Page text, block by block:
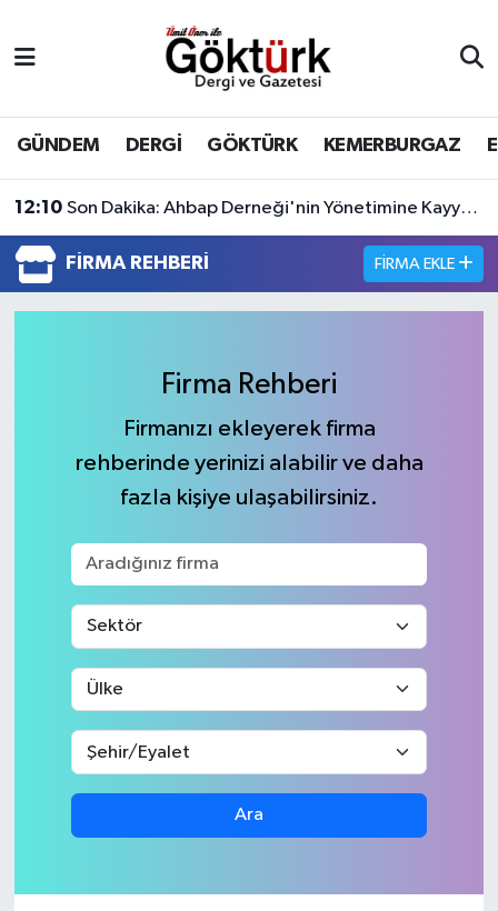
GÜNDEM DERGİ GÖKTÜRK KEMERBURGAZ
12:10 Son Dakika: Ahbap Derneği'nin Yönetimine Kayyum Atandı
FIRMA REHBERI FIRMA EKLE
Firma Rehberi
Firmanızı ekleyerek firma
rehberinde yerinizi alabilir ve daha
fazla kişiye ulaşabilirsiniz.
Ara
BİLİM
DERGİ
DÜNYA
EĞİTİM
GÖKTÜRK
MAGAZİN
ÖZEL HABER
SAĞLIK
Eyüpsultan Hava Durumu
Eyüpsultan Trafik Yoğunluk Haritası
Süper Lig Puan Durumu ve Fikstür
Tüm Manşetler
Son Dakika Haberleri